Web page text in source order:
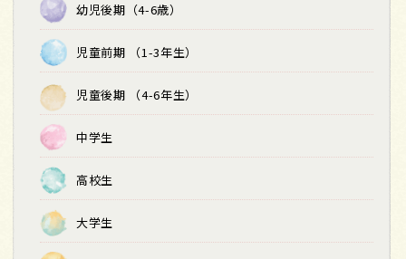
幼児後期（4-6歳）
児童前期 （1-3年生）
児童後期 （4-6年生）
中学生
高校生
大学生